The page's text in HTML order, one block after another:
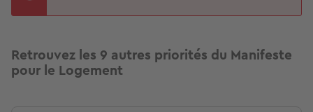
Retrouvez les 9 autres priorités du Manifeste
pour le Logement